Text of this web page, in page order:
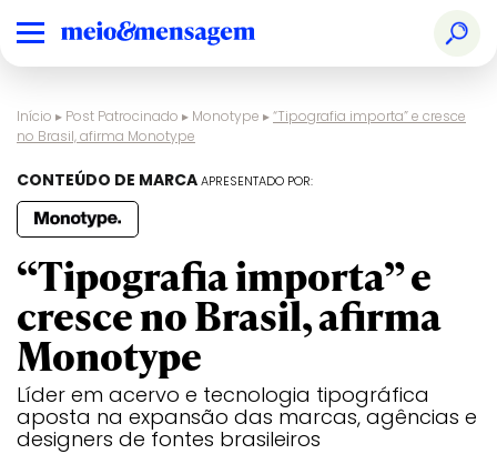
Início ▸ Post Patrocinado ▸ Monotype ▸“Tipografia importa” e cresce
no Brasil, afirma Monotype
CONTEÚDO DE MARCAAPRESENTADO POR:
“Tipografia importa” e
cresce no Brasil, afirma
Monotype
Líder em acervo e tecnologia tipográfica
aposta na expansão das marcas, agências e
designers de fontes brasileiros